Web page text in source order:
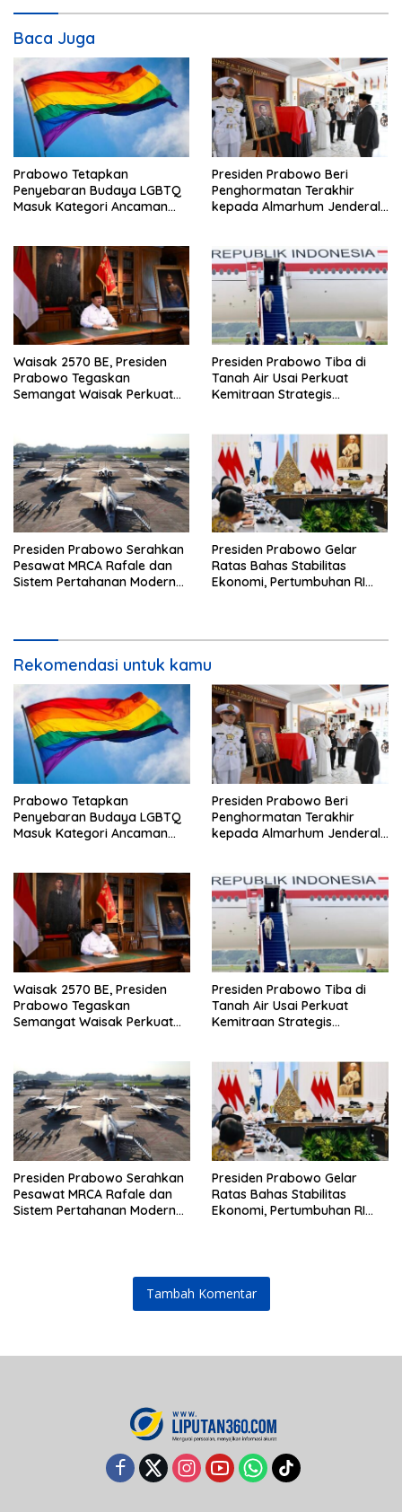
s
i
p
o
s
Baca Juga
Prabowo Tetapkan
Penyebaran Budaya LGBTQ
Masuk Kategori Ancaman
Presiden Prabowo Beri
Penghormatan Terakhir
kepada Almarhum Jenderal
Waisak 2570 BE, Presiden
Prabowo Tegaskan
Semangat Waisak Perkuat
Presiden Prabowo Tiba di
Tanah Air Usai Perkuat
Kemitraan Strategis
Presiden Prabowo Serahkan
Pesawat MRCA Rafale dan
Sistem Pertahanan Modern
Presiden Prabowo Gelar
Ratas Bahas Stabilitas
Ekonomi, Pertumbuhan RI
Rekomendasi untuk kamu
Prabowo Tetapkan
Penyebaran Budaya LGBTQ
Masuk Kategori Ancaman
Presiden Prabowo Beri
Penghormatan Terakhir
kepada Almarhum Jenderal
Waisak 2570 BE, Presiden
Prabowo Tegaskan
Semangat Waisak Perkuat
Presiden Prabowo Tiba di
Tanah Air Usai Perkuat
Kemitraan Strategis
Presiden Prabowo Serahkan
Pesawat MRCA Rafale dan
Sistem Pertahanan Modern
Presiden Prabowo Gelar
Ratas Bahas Stabilitas
Ekonomi, Pertumbuhan RI
Tambah Komentar